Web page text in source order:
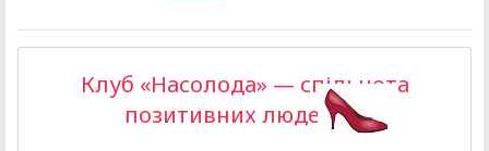
Клуб «Насолода» — спільнота
позитивних людей >>